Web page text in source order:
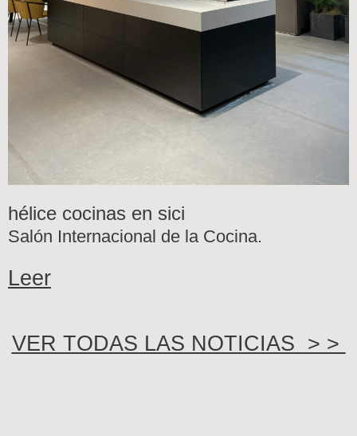
hélice cocinas en sici
Salón Internacional de la Cocina.
Leer
VER TODAS LAS NOTICIAS > >